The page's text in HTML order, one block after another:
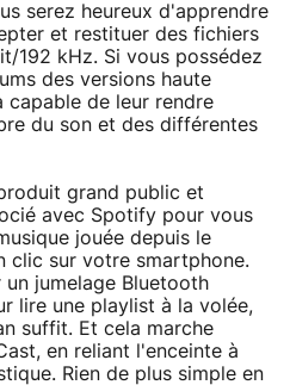
serez heureux d'apprendre
et restituer des fichiers
192 kHz. Si vous possédez
des versions haute
capable de leur rendre
du son et des différentes
grand public et
avec Spotify pour vous
jouée depuis le
clic sur votre smartphone.
un jumelage Bluetooth
lire une playlist à la volée,
suffit. Et cela marche
en reliant l'enceinte à
Rien de plus simple en